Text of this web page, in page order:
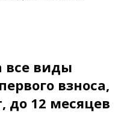
все виды
взноса,
до 12 месяцев